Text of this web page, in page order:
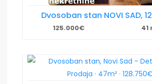
Dvosoban stan NOVI SAD,
125.000€ 41